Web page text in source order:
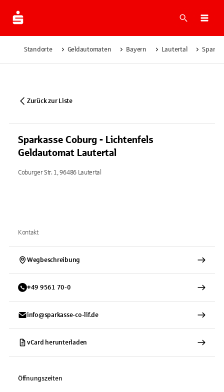
Suche
Standorte Geldautomaten Bayern Lautertal
Zurück zur Liste
Sparkasse Coburg - Lichtenfels
Geldautomat Lautertal
Coburger Str. 1, 96486 Lautertal
Kontakt
Wegbeschreibung
+49 9561 70-0
info@sparkasse-co-lif.de
vCard herunterladen
Öffnungszeiten